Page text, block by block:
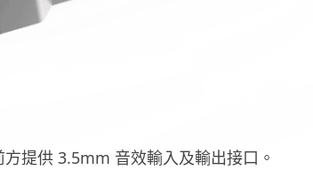
提供 3.5mm 音效輸入及輸出接口。